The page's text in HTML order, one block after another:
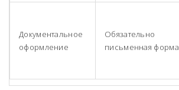
Документальное
оформление
Обязательно
письменная форма